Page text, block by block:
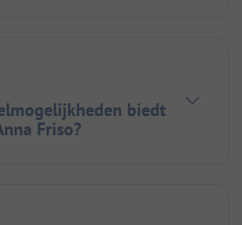
biedt
Friso?